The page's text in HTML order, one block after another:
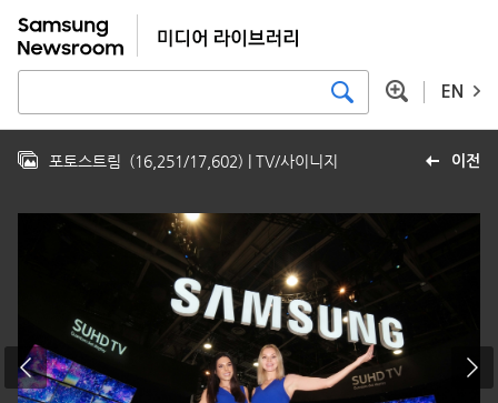
EN
이전
포토스트림 (16,251/17,602) | TV/사이니지